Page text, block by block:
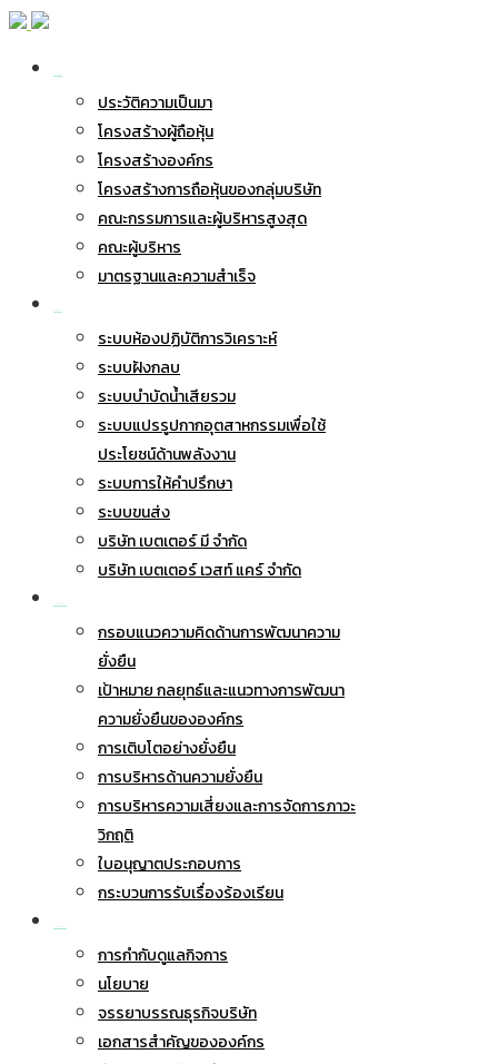
ประวัติความเป็นมา
โครงสร้างผู้ถือหุ้น
โครงสร้างองค์กร
โครงสร้างการถือหุ้นของกลุ่มบริษัท
คณะกรรมการและผู้บริหารสูงสุด
คณะผู้บริหาร
มาตรฐานและความสำเร็จ
ระบบห้องปฏิบัติการวิเคราะห์
ระบบฝังกลบ
ระบบบำบัดน้ำเสียรวม
ระบบแปรรูปกากอุตสาหกรรมเพื่อใช้
ประโยชน์ด้านพลังงาน
ระบบการให้คำปรึกษา
ระบบขนส่ง
บริษัท เบตเตอร์ มี จำกัด
บริษัท เบตเตอร์ เวสท์ แคร์ จำกัด
กรอบแนวความคิดด้านการพัฒนาความ
ยั่งยืน
เป้าหมาย กลยุทธ์และแนวทางการพัฒนา
ความยั่งยืนขององค์กร
การเติบโตอย่างยั่งยืน
การบริหารด้านความยั่งยืน
การบริหารความเสี่ยงและการจัดการภาวะ
วิกฤติ
ใบอนุญาตประกอบการ
กระบวนการรับเรื่องร้องเรียน
การกำกับดูแลกิจการ
นโยบาย
จรรยาบรรณธุรกิจบริษัท
เอกสารสำคัญขององค์กร